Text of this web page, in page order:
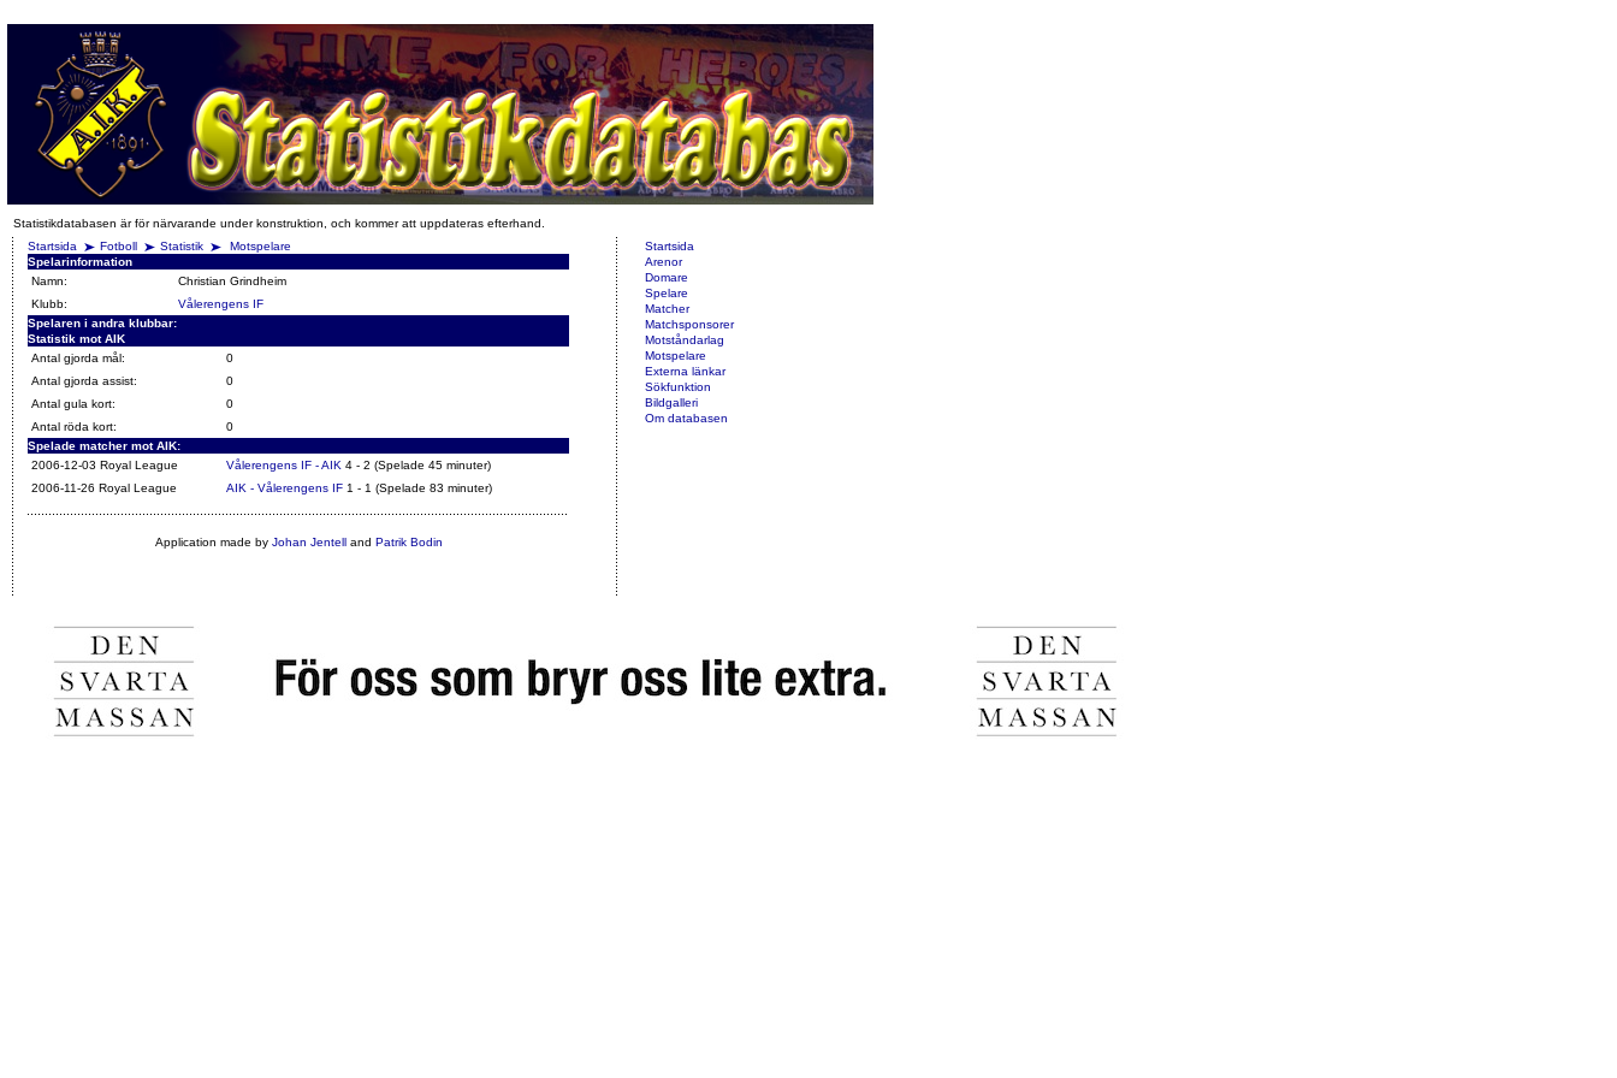
Statistikdatabasen är för närvarande under konstruktion, och kommer att uppdateras efterhand.
Startsida
Fotboll Statistik
Motspelare
Spelarinformation
Namn:
Christian Grindheim
Klubb:
Vålerengens IF
Spelaren i andra klubbar:
Statistik mot AIK
Antal gjorda mål:
0
Antal gjorda assist:
0
Antal gula kort:
0
Antal röda kort:
0
Spelade matcher mot AIK:
2006-12-03 Royal League
Vålerengens IF - AIK 4 - 2 (Spelade 45 minuter)
2006-11-26 Royal League
AIK - Vålerengens IF 1 - 1 (Spelade 83 minuter)
Application made by Johan Jentelland Patrik Bodin
Startsida
Arenor
Domare
Spelare
Matcher
Matchsponsorer
Motståndarlag
Motspelare
Externa länkar
Sökfunktion
Bildgalleri
Om databasen